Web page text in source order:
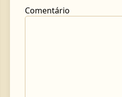
Comentário